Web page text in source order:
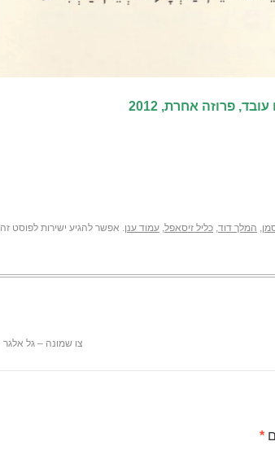
פרוזה אחרת, 2012
, המלך דוד, כליל זיסאפל, עמוד ענן. אפשר להגיע ישירות לפוסט זה
צו שמונה – גל אלגר
*